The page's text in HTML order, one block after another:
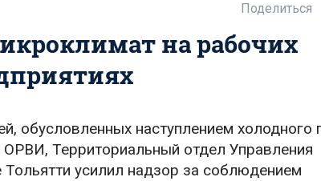
Поделиться
на рабочих
обусловленных наступлением холодного
ОРВИ, Территориальный отдел Управления
усилил надзор за соблюдением